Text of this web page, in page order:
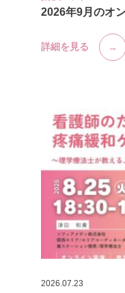
2026年9月のオ
詳細を見る
2026.07.23